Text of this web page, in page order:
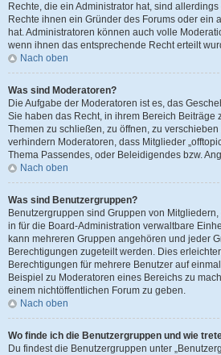
Rechte, die ein Administrator hat, sind
Rechte ihnen ein Gründer des Forums oder ein
hat. Administratoren können auch volle
wenn ihnen das entsprechende Recht erteilt
Nach oben
Was sind Moderatoren?
Die Aufgabe der Moderatoren ist es, das
Sie haben das Recht, in ihrem Bereich Beiträge
Themen zu schließen, zu öffnen, zu
verhindern Moderatoren, dass Mitglieder
Thema Passendes, oder Beleidigendes bzw.
Nach oben
Was sind Benutzergruppen?
Benutzergruppen sind Gruppen von
in für die Board-Administration verwaltbare
kann mehreren Gruppen angehören und jeder
Berechtigungen zugeteilt werden. Dies
Berechtigungen für mehrere Benutzer auf
Beispiel zu Moderatoren eines Bereichs zu
einem nichtöffentlichen Forum zu geben.
Nach oben
Wo finde ich die Benutzergruppen und wie
Du findest die Benutzergruppen unter